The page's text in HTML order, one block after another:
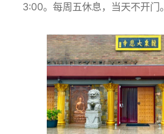
3:00。每周五休息，当天不开门。